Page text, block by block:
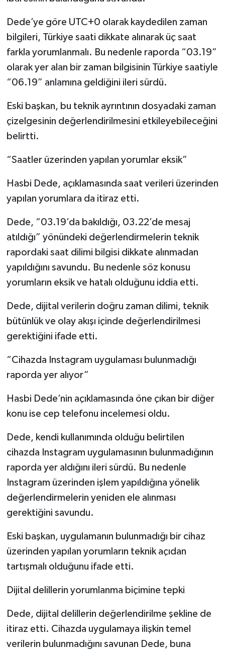
Dede’ye göre UTC+0 olarak kaydedilen zaman
bilgileri, Türkiye saati dikkate alınarak üç saat
farkla yorumlanmalı. Bu nedenle raporda “03.19”
olarak yer alan bir zaman bilgisinin Türkiye saatiyle
“06.19” anlamına geldiğini ileri sürdü.
Eski başkan, bu teknik ayrıntının dosyadaki zaman
çizelgesinin değerlendirilmesini etkileyebileceğini
belirtti.
“Saatler üzerinden yapılan yorumlar eksik”
Hasbi Dede, açıklamasında saat verileri üzerinden
yapılan yorumlara da itiraz etti.
Dede, “03.19’da bakıldığı, 03.22’de mesaj
atıldığı” yönündeki değerlendirmelerin teknik
rapordaki saat dilimi bilgisi dikkate alınmadan
yapıldığını savundu. Bu nedenle söz konusu
yorumların eksik ve hatalı olduğunu iddia etti.
Dede, dijital verilerin doğru zaman dilimi, teknik
bütünlük ve olay akışı içinde değerlendirilmesi
gerektiğini ifade etti.
“Cihazda Instagram uygulaması bulunmadığı
raporda yer alıyor”
Hasbi Dede’nin açıklamasında öne çıkan bir diğer
konu ise cep telefonu incelemesi oldu.
Dede, kendi kullanımında olduğu belirtilen
cihazda Instagram uygulamasının bulunmadığının
raporda yer aldığını ileri sürdü. Bu nedenle
Instagram üzerinden işlem yapıldığına yönelik
değerlendirmelerin yeniden ele alınması
gerektiğini savundu.
Eski başkan, uygulamanın bulunmadığı bir cihaz
üzerinden yapılan yorumların teknik açıdan
tartışmalı olduğunu ifade etti.
Dijital delillerin yorumlanma biçimine tepki
Dede, dijital delillerin değerlendirilme şekline de
itiraz etti. Cihazda uygulamaya ilişkin temel
verilerin bulunmadığını savunan Dede, buna